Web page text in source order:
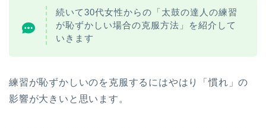
続いて30代女性からの「太鼓の達人の練習
が恥ずかしい場合の克服方法」を紹介して
いきます
練習が恥ずかしいのを克服するにはやはり「慣れ」の
影響が大きいと思います。